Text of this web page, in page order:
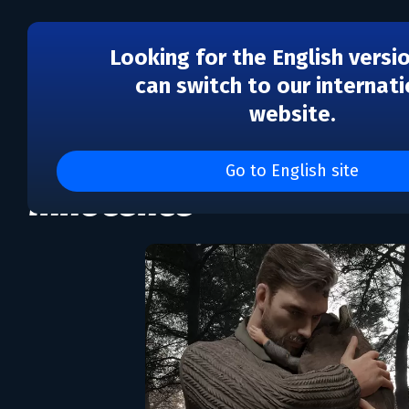
Looking for the English
can switch to our
website.
Go to English site
Farmer's Father: Save
Innocence